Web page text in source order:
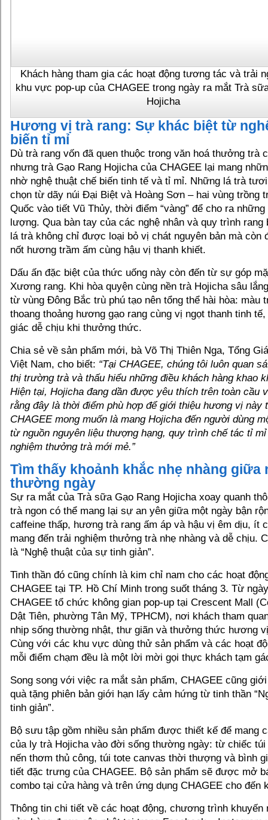
Khách hàng tham gia các hoạt động tương tác và trải
khu vực pop-up của CHAGEE trong ngày ra mắt Trà
Hojicha
Hương vị trà rang: Sự khác biệt từ
biến tỉ mỉ
Dù trà rang vốn đã quen thuộc trong văn hoá thưởng trà
nhưng trà Gạo Rang Hojicha của CHAGEE lại mang
nhờ nghệ thuật chế biến tinh tế và tỉ mỉ. Những lá trà
chọn từ dãy núi Đại Biệt và Hoàng Sơn – hai vùng trồng
Quốc vào tiết Vũ Thủy, thời điểm “vàng” để cho ra
lượng. Qua bàn tay của các nghệ nhân và quy trình rang
lá trà không chỉ được loại bỏ vị chát nguyên bản mà còn
nốt hương trầm ấm cùng hậu vị thanh khiết.
Dấu ấn đặc biệt của thức uống này còn đến từ sự góp
Xương rang. Khi hòa quyện cùng nền trà Hojicha sâu
từ vùng Đông Bắc trù phú tạo nên tổng thể hài hòa: màu
thoang thoảng hương gạo rang cùng vị ngọt thanh tinh
giác dễ chịu khi thưởng thức.
Chia sẻ về sản phẩm mới, bà Võ Thị Thiên Nga, Tổng
Việt Nam, cho biết: “Tại CHAGEE, chúng tôi luôn quan
thị trường trà và thấu hiểu những điều khách hàng khao
Hiện tại, Hojicha đang dần được yêu thích trên toàn cầu
rằng đây là thời điểm phù hợp để giới thiệu hương vị này
CHAGEE mong muốn là mang Hojicha đến người dùng
từ nguồn nguyên liệu thượng hạng, quy trình chế tác tỉ
nghiệm thưởng trà mới mẻ.”
Tìm thấy khoảnh khắc nhẹ nhàng giữa
thường ngày
Sự ra mắt của Trà sữa Gạo Rang Hojicha xoay quanh
trà ngon có thể mang lại sự an yên giữa một ngày bận
caffeine thấp, hương trà rang ấm áp và hậu vị êm dịu, ít
mang đến trải nghiệm thưởng trà nhẹ nhàng và dễ chịu.
là “Nghệ thuật của sự tinh giản”.
Tinh thần đó cũng chính là kim chỉ nam cho các hoạt
CHAGEE tại TP. Hồ Chí Minh trong suốt tháng 3. Từ
CHAGEE tổ chức không gian pop-up tại Crescent Mall
Dật Tiên, phường Tân Mỹ, TPHCM), nơi khách tham
nhịp sống thường nhật, thư giãn và thưởng thức hương
Cùng với các khu vực dùng thử sản phẩm và các hoạt
mỗi điểm chạm đều là một lời mời gọi thực khách tạm
Song song với việc ra mắt sản phẩm, CHAGEE cũng
quà tặng phiên bản giới hạn lấy cảm hứng từ tinh thần
tinh giản”.
Bộ sưu tập gồm nhiều sản phẩm được thiết kế để mang
của ly trà Hojicha vào đời sống thường ngày: từ chiếc
nến thơm thủ công, túi tote canvas thời thượng và bình
tiết đặc trưng của CHAGEE. Bộ sản phẩm sẽ được mở
combo tại cửa hàng và trên ứng dụng CHAGEE cho đến
Thông tin chi tiết về các hoạt động, chương trình khuyến